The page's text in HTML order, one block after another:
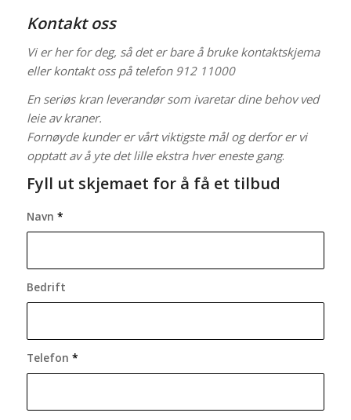
Kontakt oss
Vi er her for deg, så det er bare å bruke kontaktskjema
eller kontakt oss på telefon 912 11000
En seriøs kran leverandør som ivaretar dine behov ved
leie av kraner.
Fornøyde kunder er vårt viktigste mål og derfor er vi
opptatt av å yte det lille ekstra hver eneste gang.
Fyll ut skjemaet for å få et tilbud
Navn *
Bedrift
Telefon *